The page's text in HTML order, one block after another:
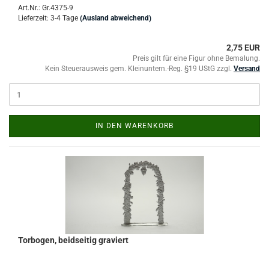
Art.Nr.: Gr.4375-9
Lieferzeit: 3-4 Tage (Ausland abweichend)
2,75 EUR
Preis gilt für eine Figur ohne Bemalung.
Kein Steuerausweis gem. Kleinuntern.-Reg. §19 UStG zzgl. Versand
IN DEN WARENKORB
Torbogen, beidseitig graviert